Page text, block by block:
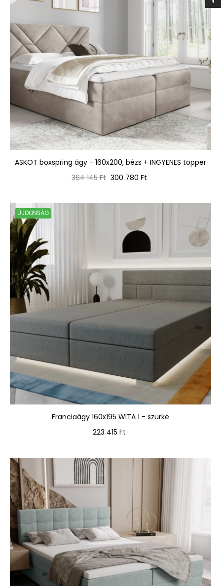
ASKOT boxspring ágy - 160x200, bézs + INGYENES topper
Normál
364 145 Ft Ár
300 780 Ft
ÚJDONSÁG
Franciaágy 160x195 WITA 1 - szürke
Ár
223 415 Ft